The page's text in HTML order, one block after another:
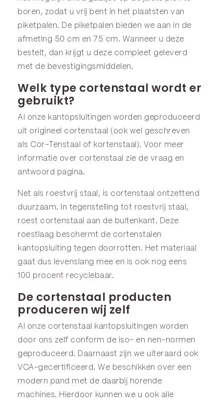
boren, zodat u vrij bent in het plaatsten van
piketpalen. De piketpalen bieden we aan in de
afmeting 50 cm en 75 cm . Wanneer u deze
bestelt, dan krijgt u deze compleet geleverd
met de bevestigingsmiddelen.
Welk type cortenstaal wordt er
gebruikt?
Al onze kantopsluitingen worden geproduceerd
uit origineel cortenstaal (ook wel geschreven
als Cor-Tenstaal of kortenstaal). Voor meer
informatie over cortenstaal zie de vraag en
antwoord pagina.
Net als roestvrij staal, is cortenstaal ontzettend
duurzaam. In tegenstelling tot roestvrij staal,
roest cortenstaal aan de buitenkant. Deze
roestlaag beschermt de cortenstalen
kantopsluiting tegen doorrotten. Het materiaal
gaat dus levenslang mee en is ook nog eens
100 procent recyclebaar.
De cortenstaal producten
produceren wij zelf
Al onze cortenstaal kantopsluitingen worden
door ons zelf conform de iso- en nen-normen
geproduceerd. Daarnaast zijn we uiteraard ook
VCA-gecertificeerd. We beschikken over een
modern pand met de daarbij horende
machines. Hierdoor kunnen we u ook alle